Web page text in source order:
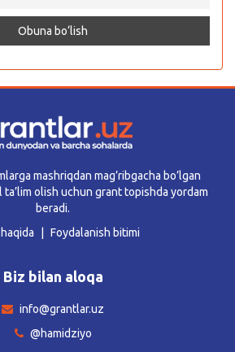
mashriqdan mag’ribgacha bo’lgan
olish uchun grant topishda yordam
beradi.
Foydalanish bitimi
Biz bilan aloqa
info@grantlar.uz
@hamidziyo